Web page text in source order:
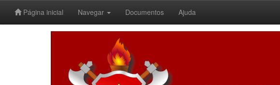
Página inicial Navegar Documentos Ajuda